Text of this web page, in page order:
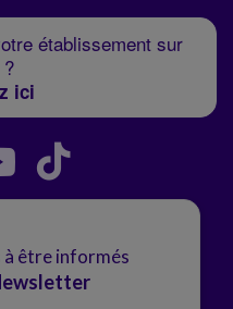
établissement sur
ici
à être informés